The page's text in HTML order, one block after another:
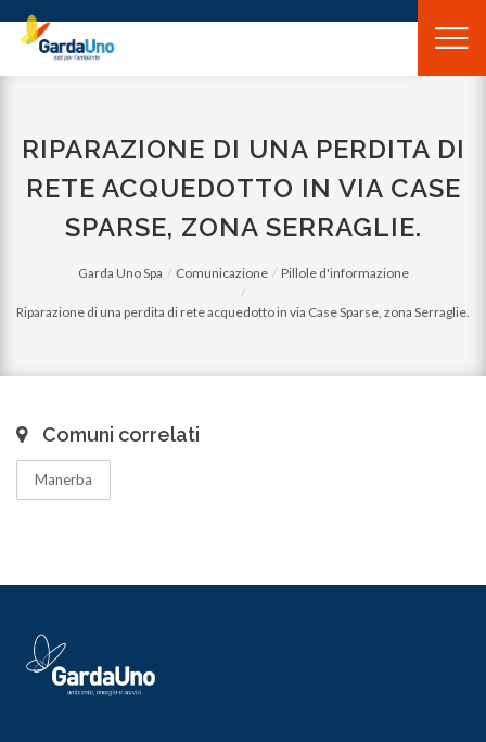
Gardauno
Spa
RIPARAZIONE DI UNA PERDITA DI
RETE ACQUEDOTTO IN VIA CASE
SPARSE, ZONA SERRAGLIE.
Garda Uno Spa Comunicazione Pillole d'informazione
Riparazione di una perdita di rete acquedotto in via Case Sparse, zona Serraglie.
Comuni correlati
Manerba